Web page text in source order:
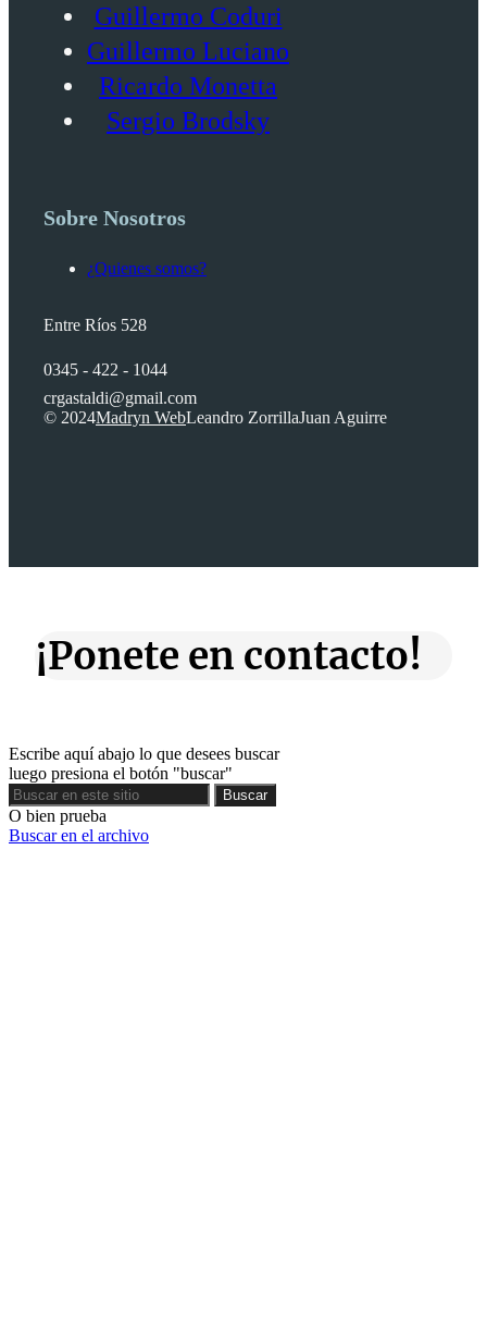
Guillermo Coduri
Guillermo Luciano
Ricardo Monetta
Sergio Brodsky
Sobre Nosotros
¿Quienes somos?
Entre Ríos 528
0345 - 422 - 1044
crgastaldi@gmail.com
© 2024Madryn WebLeandro ZorrillaJuan Aguirre
¡Ponete en contacto!
Escribe aquí abajo lo que desees buscar
luego presiona el botón "buscar"
Buscar
Buscar
O bien prueba
Buscar en el archivo